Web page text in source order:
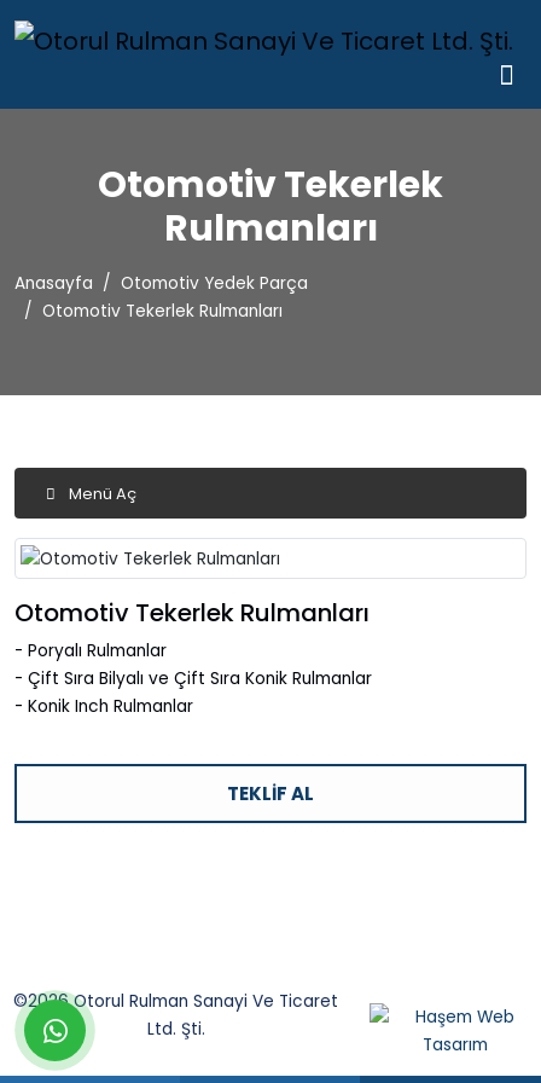
whatsapp
Otomotiv Tekerlek
Rulmanları
Anasayfa
Otomotiv Yedek Parça
Otomotiv Tekerlek Rulmanları
Menü Aç
Otomotiv Tekerlek Rulmanları
- Poryalı Rulmanlar
- Çift Sıra Bilyalı ve Çift Sıra Konik Rulmanlar
- Konik Inch Rulmanlar
TEKLIF AL
©2026 Otorul Rulman Sanayi Ve Ticaret
Ltd. Şti.